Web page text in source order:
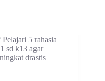
5 rahasia
sd k13 agar
drastis